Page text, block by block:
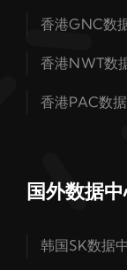
香港GNC数
香港NWT数
香港PAC数
国外数据
韩国SK数据